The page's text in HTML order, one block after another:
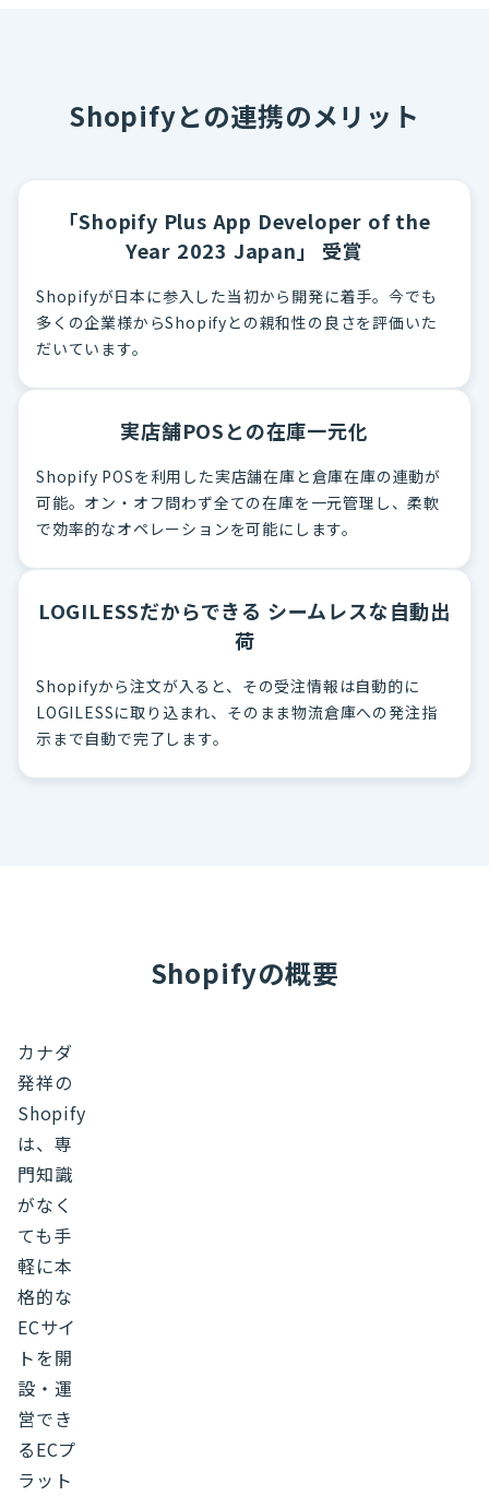
Shopifyとの連携のメリット
「Shopify Plus App Developer of the
Year 2023 Japan」 受賞
Shopifyが日本に参入した当初から開発に着手。今でも
多くの企業様からShopifyとの親和性の良さを評価いた
だいています。
実店舗POSとの在庫一元化
Shopify POSを利用した実店舗在庫と倉庫在庫の連動が
可能。オン・オフ問わず全ての在庫を一元管理し、柔軟
で効率的なオペレーションを可能にします。
LOGILESSだからできる シームレスな自動出
荷
Shopifyから注文が入ると、その受注情報は自動的に
LOGILESSに取り込まれ、そのまま物流倉庫への発注指
示まで自動で完了します。
Shopifyの概要
カナダ
発祥の
Shopify
は、専
門知識
がなく
ても手
軽に本
格的な
ECサイ
トを開
設・運
営でき
るECプ
ラット